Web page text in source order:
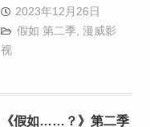
2023年12月26日
假如 第二季 漫威影
视
《假如……？》第二季